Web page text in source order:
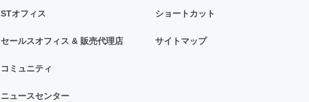
STオフィス
セールスオフィス & 販売代理店
コミュニティ
ニュースセンター
ショートカット
サイトマップ